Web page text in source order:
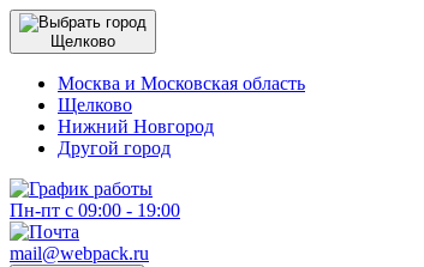
Щелково
Москва и Московская область
Щелково
Нижний Новгород
Другой город
Пн-пт с 09:00 - 19:00
mail@webpack.ru